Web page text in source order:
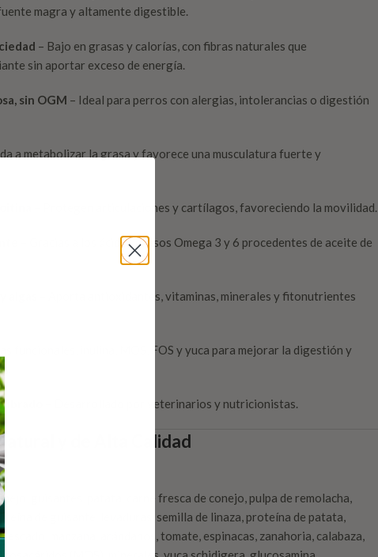
magra y altamente digestible.
– Bajo en grasas y calorías, con fibras naturales que
sin aportar exceso de energía.
sin OGM – Ideal para perros con alergias, intolerancias o digestión
a metabolizar la grasa y favorece una musculatura fuerte y
– Protegen articulaciones y cartílagos, favoreciendo la movilidad.
– Gracias a los ácidos grasos Omega 3 y 6 procedentes de aceite de
– Aporta antioxidantes, vitaminas, minerales y fitonutrientes
funcionales, inulina, MOS, FOS y yuca para mejorar la digestión y
– Desarrollado por veterinarios y nutricionistas.
y de Alta Calidad
guisantes, patata, carne fresca de conejo, pulpa de remolacha,
de guisante, levaduras, semilla de linaza, proteína de patata,
manzana, arándanos, tomate, espinacas, zanahoria, calabaza,